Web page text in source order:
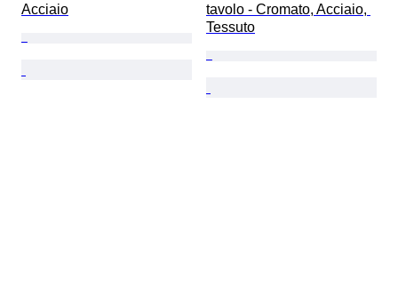
Acciaio
tavolo - Cromato, Acciaio,
Tessuto